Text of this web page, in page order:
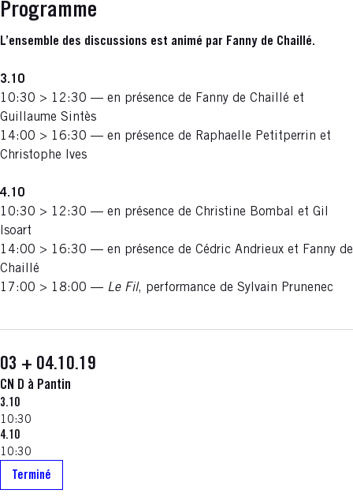
Programme
L’ensemble des discussions est animé par Fanny de Chaillé.
3.10
10:30 > 12:30 — en présence de Fanny de Chaillé et
Guillaume Sintès
14:00 > 16:30 — en présence de Raphaelle Petitperrin et
Christophe Ives
4.10
10:30 > 12:30 — en présence de Christine Bombal et Gil
Isoart
14:00 > 16:30 — en présence de Cédric Andrieux et Fanny de
Chaillé
17:00 > 18:00 — Le Fil, performance de Sylvain Prunenec
03 + 04.10.19
CN D à Pantin
3.10
10:30
4.10
10:30
Terminé